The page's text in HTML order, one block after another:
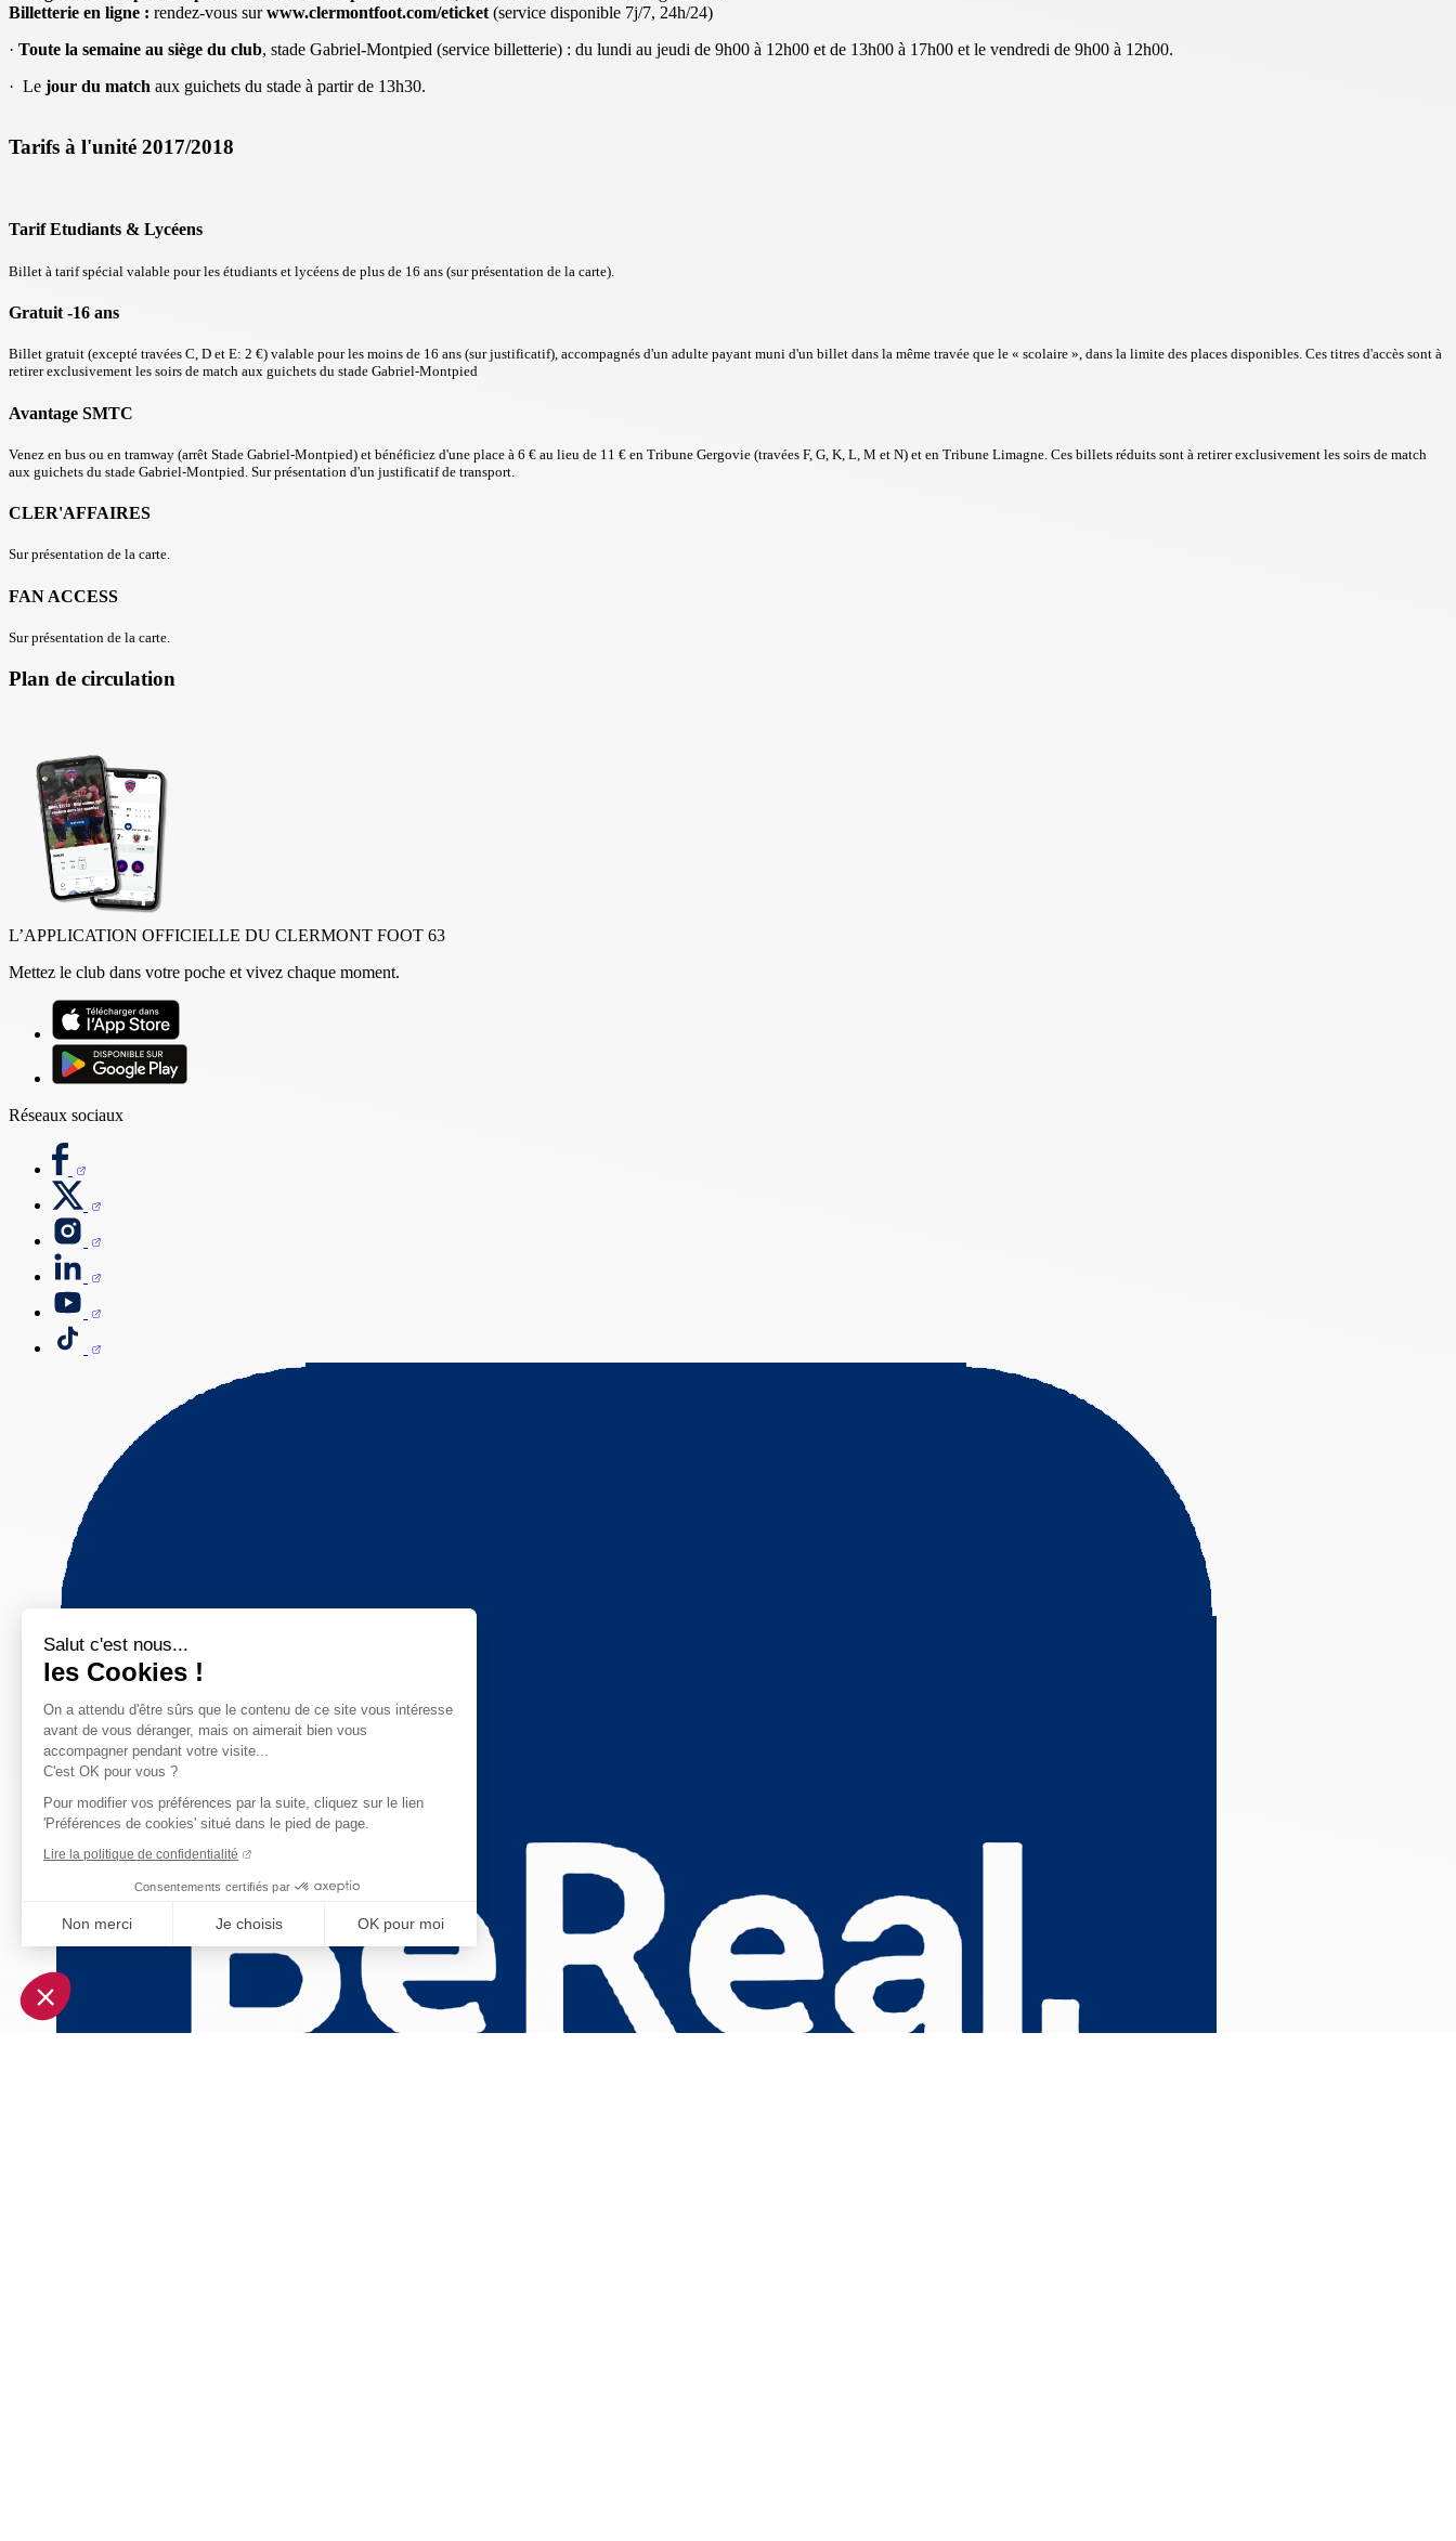
Salut c'est nous...
les Cookies !
On a attendu d'être sûrs que le contenu de ce site vous intéresse
avant de vous déranger, mais on aimerait bien vous
accompagner pendant votre visite...
C'est OK pour vous ?
Pour modifier vos préférences par la suite, cliquez sur le lien
'Préférences de cookies' situé dans le pied de page.
Lire la politique de confidentialité
Consentements certifiés par
Non merci Je choisis OK pour moi
Plateforme de Gestion du Consentement : Personnalisez vos Options
Notre plateforme vous permet d'adapter et de gérer vos paramètres de confidentialité, en garantissant la conformité avec les réglementations. Personnalisez vos préférences pour
Billetterie en ligne : rendez-vous surwww.clermontfoot.com/eticket (service disponible 7j/7, 24h/24)
· Toute la semaine au siège du club, stade Gabriel-Montpied (service billetterie) : du lundi au jeudi de 9h00 à 12h00 et de 13h00 à 17h00 et le vendredi de 9h00 à 12h00.
· Le jour du match aux guichets du stade à partir de 13h30.
Tarifs à l'unité 2017/2018
Tarif Etudiants & Lycéens
Billet à tarif spécial valable pour les étudiants et lycéens de plus de 16 ans (sur présentation de la carte).
Gratuit -16 ans
Billet gratuit (excepté travées C, D et E: 2 €) valable pour les moins de 16 ans (sur justificatif), accompagnés d'un adulte payant muni d'un billet dans la même travée que le « scolaire », dans la limite des places disponibles. Ces titres d'accès sont à
retirer exclusivement les soirs de match aux guichets du stade Gabriel-Montpied
Avantage SMTC
Venez en bus ou en tramway (arrêt Stade Gabriel-Montpied) et bénéficiez d'une place à 6 € au lieu de 11 € en Tribune Gergovie (travées F, G, K, L, M et N) et en Tribune Limagne. Ces billets réduits sont à retirer exclusivement les soirs de match
aux guichets du stade Gabriel-Montpied. Sur présentation d'un justificatif de transport.
CLER'AFFAIRES
Sur présentation de la carte.
FAN ACCESS
Sur présentation de la carte.
Plan de circulation
L’APPLICATION OFFICIELLE DU CLERMONT FOOT 63
Mettez le club dans votre poche et vivez chaque moment.
Réseaux sociaux